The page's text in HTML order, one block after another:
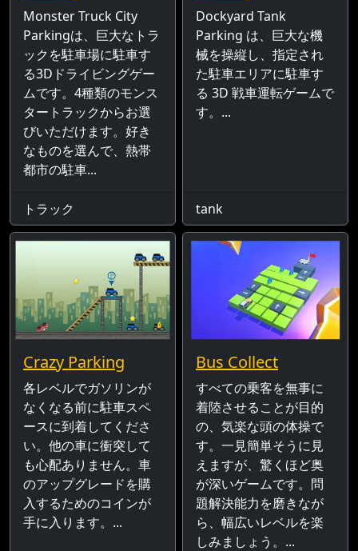
Monster Truck City
Parkingは、巨大なトラ
ックを駐車場に駐車す
る3Dドライビングゲー
ムです。4種類のモンス
タートラックからお選
びいただけます。好き
なものを選んで、熱帯
都市の駐車...
トラック
Dockyard Tank
Parking は、巨大な機
械を操縦し、指定され
た駐車エリアに駐車す
る 3D 戦車運転ゲームで
す。...
tank
Crazy Parking
各レベルでガソリンが
なくなる前に駐車スペ
ースに到着してくださ
い。他の車に衝突して
も心配ありません。車
のアップグレードを購
入するためのコインが
手に入ります。...
Bus Collect
すべての乗客を無事に
着陸させることが目的
の、気楽な頭の体操で
す。一見簡単そうに見
えますが、驚くほど奥
が深いゲームです。問
題解決能力を磨きなが
ら、幅広いレベルを楽
しみましょう。...